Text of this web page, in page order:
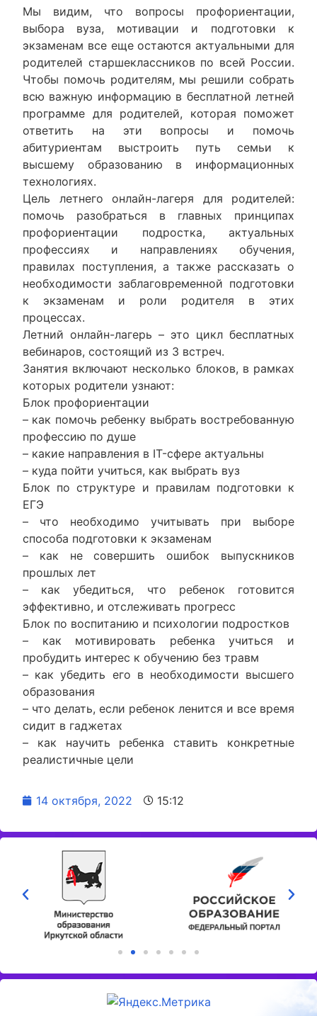
Мы видим, что вопросы профориентации,
выбора вуза, мотивации и подготовки к
экзаменам все еще остаются актуальными для
родителей старшеклассников по всей России.
Чтобы помочь родителям, мы решили собрать
всю важную информацию в бесплатной летней
программе для родителей, которая поможет
ответить на эти вопросы и помочь
абитуриентам выстроить путь семьи к
высшему образованию в информационных
технологиях.
Цель летнего онлайн-лагеря для родителей:
помочь разобраться в главных принципах
профориентации подростка, актуальных
профессиях и направлениях обучения,
правилах поступления, а также рассказать о
необходимости заблаговременной подготовки
к экзаменам и роли родителя в этих
процессах.
Летний онлайн-лагерь – это цикл бесплатных
вебинаров, состоящий из 3 встреч.
Занятия включают несколько блоков, в рамках
которых родители узнают:
Блок профориентации
– как помочь ребенку выбрать востребованную
профессию по душе
– какие направления в IT-сфере актуальны
– куда пойти учиться, как выбрать вуз
Блок по структуре и правилам подготовки к
ЕГЭ
– что необходимо учитывать при выборе
способа подготовки к экзаменам
– как не совершить ошибок выпускников
прошлых лет
– как убедиться, что ребенок готовится
эффективно, и отслеживать прогресс
Блок по воспитанию и психологии подростков
– как мотивировать ребенка учиться и
пробудить интерес к обучению без травм
– как убедить его в необходимости высшего
образования
– что делать, если ребенок ленится и все время
сидит в гаджетах
– как научить ребенка ставить конкретные
реалистичные цели
14 октября, 2022 15:12